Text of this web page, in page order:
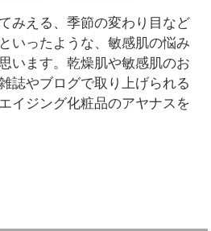
みえる、季節の変わり目など
いったような、敏感肌の悩み
います。乾燥肌や敏感肌のお
誌やブログで取り上げられる
イジング化粧品のアヤナスを